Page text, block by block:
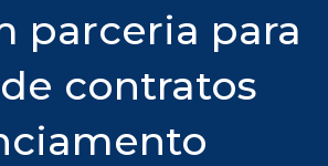
parceria para
contratos